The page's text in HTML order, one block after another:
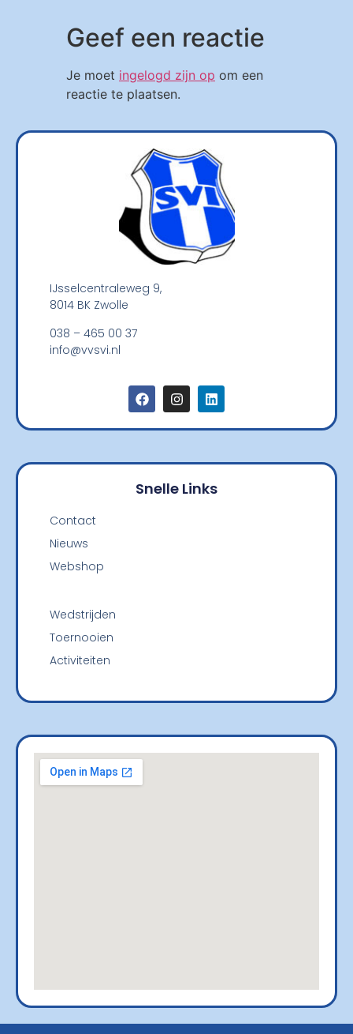
Geef een reactie
Je moet ingelogd zijn op om een
reactie te plaatsen.
IJsselcentraleweg 9,
8014 BK Zwolle
038 – 465 00 37
info@vvsvi.nl
Snelle Links
Contact
Nieuws
Webshop
Wedstrijden
Toernooien
Activiteiten